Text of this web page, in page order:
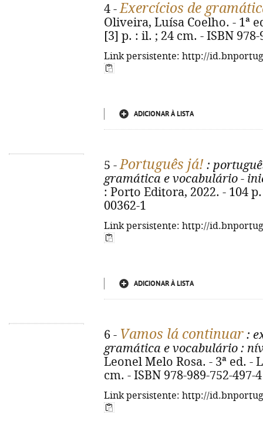
4 -Exercícios de
Oliveira, Luísa Coelho. - 1ª
[3] p. : il. ; 24 cm. - ISBN 978-
Link persistente: http://
ADICIONAR À LISTA
5 -Português já! :
gramática e vocabulário -
: Porto Editora, 2022. - 104
00362-1
Link persistente: http://
ADICIONAR À LISTA
6 - Vamos lá continuar :
gramática e vocabulário :
Leonel Melo Rosa. - 3ª ed. -
cm. - ISBN 978-989-752-497-4
Link persistente: http://